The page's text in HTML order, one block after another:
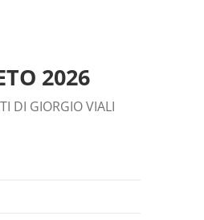
2026
DI GIORGIO VIALI